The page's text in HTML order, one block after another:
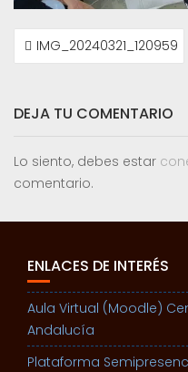
NAVEGACIÓN
DEIMG_20240321_120959
DEJA TU COMENTARIO
Lo siento, debes estar
comentario.
ENLACES DE INTERÉS
Aula Virtual (Moodle)
Andalucía
Plataforma